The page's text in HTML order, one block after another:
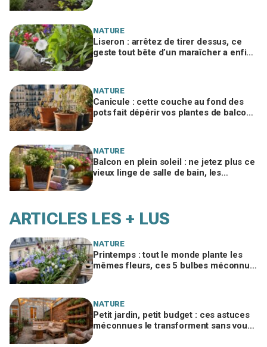
NATURE
Liseron : arrêtez de tirer dessus, ce
geste tout bête d’un maraîcher a enfin
NATURE
Canicule : cette couche au fond des
pots fait dépérir vos plantes de balcon,
NATURE
Balcon en plein soleil : ne jetez plus ce
vieux linge de salle de bain, les
ARTICLES LES + LUS
NATURE
Printemps : tout le monde plante les
mêmes fleurs, ces 5 bulbes méconnus
NATURE
Petit jardin, petit budget : ces astuces
méconnues le transforment sans vous